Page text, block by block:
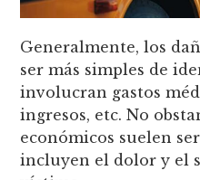
Generalmente, los
ser más simples de
involucran gastos
ingresos, etc. No
económicos suelen
incluyen el dolor y el